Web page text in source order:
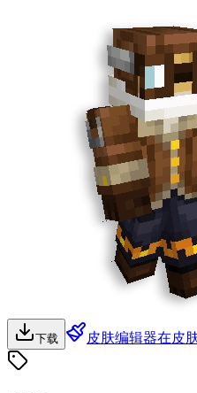
下载 皮肤编辑器在皮